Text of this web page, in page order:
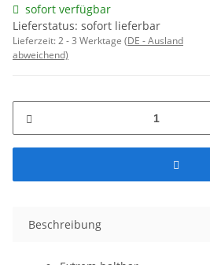
sofort verfügbar
Lieferstatus: sofort lieferbar
Lieferzeit:2 - 3 Werktage (DE - Ausland
abweichend)
Beschreibung